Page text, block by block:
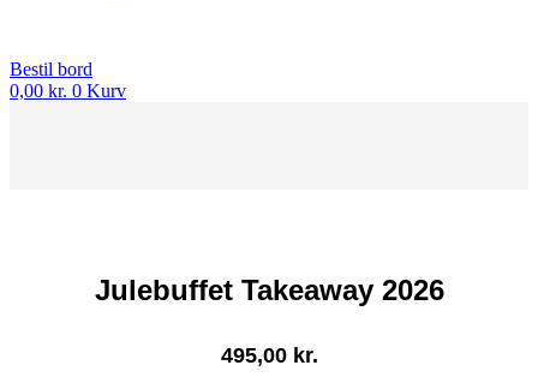
Bestil bord
0,00 kr. 0 Kurv
Julebuffet Takeaway 2026
495,00 kr.